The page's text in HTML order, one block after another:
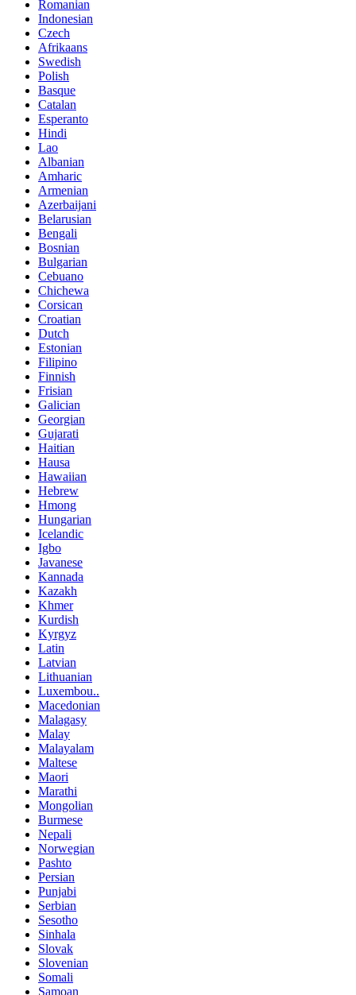
Romanian
Indonesian
Czech
Afrikaans
Swedish
Polish
Basque
Catalan
Esperanto
Hindi
Lao
Albanian
Amharic
Armenian
Azerbaijani
Belarusian
Bengali
Bosnian
Bulgarian
Cebuano
Chichewa
Corsican
Croatian
Dutch
Estonian
Filipino
Finnish
Frisian
Galician
Georgian
Gujarati
Haitian
Hausa
Hawaiian
Hebrew
Hmong
Hungarian
Icelandic
Igbo
Javanese
Kannada
Kazakh
Khmer
Kurdish
Kyrgyz
Latin
Latvian
Lithuanian
Luxembou..
Macedonian
Malagasy
Malay
Malayalam
Maltese
Maori
Marathi
Mongolian
Burmese
Nepali
Norwegian
Pashto
Persian
Punjabi
Serbian
Sesotho
Sinhala
Slovak
Slovenian
Somali
Samoan